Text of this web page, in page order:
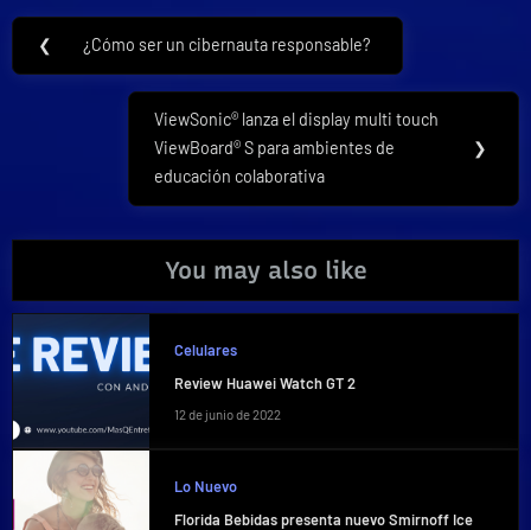
Navegación
de
❮
Previous
¿Cómo ser un cibernauta responsable?
Next
Post:
ViewSonic® lanza el display multi touch
ViewBoard® S para ambientes de
educación colaborativa
❯
You may also like
Celulares
Review Huawei Watch GT 2
12 de junio de 2022
Lo Nuevo
Florida Bebidas presenta nuevo Smirnoff Ice